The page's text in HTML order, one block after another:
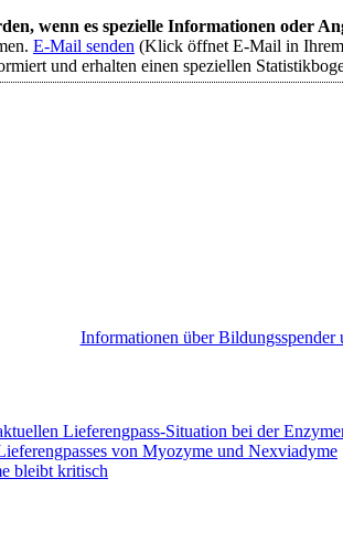
wenn es spezielle Informationen oder
E-Mail senden (Klick öffnet E-Mail in
und erhalten einen speziellen
Informationen über
Lieferengpass-Situation bei der
von Myozyme und Nexviadyme
bleibt kritisch